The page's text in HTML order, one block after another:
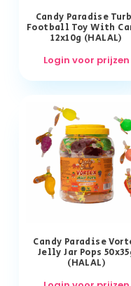
Candy Paradise
Football Toy With
12x10g (HALAL)
Login voor prijzen
Candy Paradise
Jelly Jar Pops
(HALAL)